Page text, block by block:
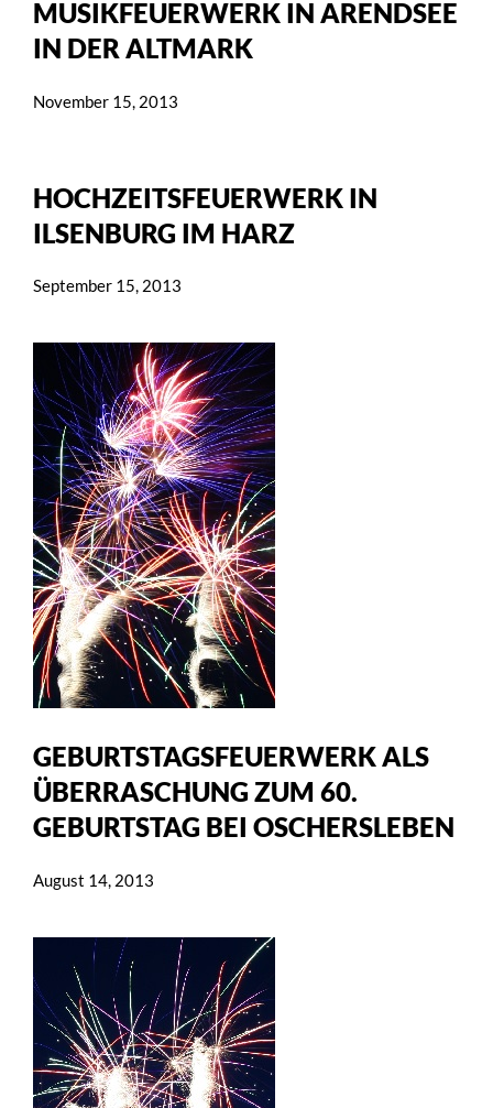
MUSIKFEUERWERK IN ARENDSEE
IN DER ALTMARK
November 15, 2013
HOCHZEITSFEUERWERK IN
ILSENBURG IM HARZ
September 15, 2013
GEBURTSTAGSFEUERWERK ALS
ÜBERRASCHUNG ZUM 60.
GEBURTSTAG BEI OSCHERSLEBEN
August 14, 2013